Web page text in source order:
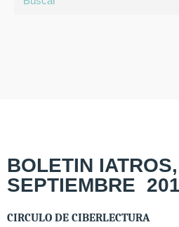
BOLETIN IATROS,
SEPTIEMBRE
CIRCULO DE CIBERLECTURA